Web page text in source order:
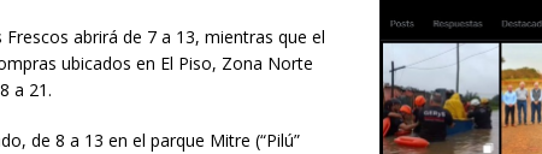
abrirá de 7 a 13, mientras que el
ubicados en El Piso, Zona Norte
a 21.
de 8 a 13 en el parque Mitre (“Pilú”